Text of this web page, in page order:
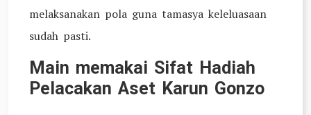
melaksanakan pola guna tamasya keleluasaan
sudah pasti.
Main memakai Sifat Hadiah
Pelacakan Aset Karun Gonzo